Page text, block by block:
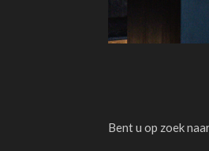
Bent u op zoek